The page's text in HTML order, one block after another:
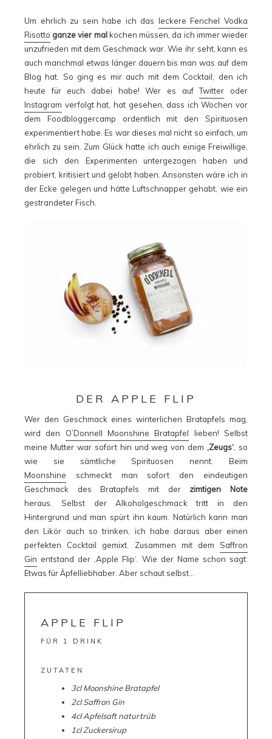
Um ehrlich zu sein habe ich das leckere Fenchel Vodka
Risotto ganze vier malkochen müssen, da ich immer wieder
unzufrieden mit dem Geschmack war. Wie ihr seht, kann es
auch manchmal etwas länger dauern bis man was auf dem
Blog hat. So ging es mir auch mit dem Cocktail, den ich
heute für euch dabei habe! Wer es aufTwitter oder
Instagram verfolgt hat, hat gesehen, dass ich Wochen vor
dem Foodbloggercamp ordentlich mit den Spirituosen
experimentiert habe. Es war dieses mal nicht so einfach, um
ehrlich zu sein. Zum Glück hatte ich auch einige Freiwillige,
die sich den Experimenten untergezogen haben und
probiert, kritisiert und gelobt haben. Ansonsten wäre ich in
der Ecke gelegen und hätte Luftschnapper gehabt, wie ein
gestrandeter Fisch.
DER APPLE FLIP
Wer den Geschmack eines winterlichen Bratapfels mag,
wird den O’Donnell Moonshine Bratapfel lieben! Selbst
meine Mutter war sofort hin und weg von dem‚Zeugs‘, so
wie sie sämtliche Spirituosen nennt. Beim
Moonshine schmeckt man sofort den eindeutigen
Geschmack des Bratapfels mit der zimtigen Note
heraus. Selbst der Alkoholgeschmack tritt in den
Hintergrund und man spürt ihn kaum. Natürlich kann man
den Likör auch so trinken, ich habe daraus aber einen
perfekten Cocktail gemixt. Zusammen mit dem Saffron
Gin entstand der ‚Apple Flip‘. Wie der Name schon sagt:
Etwas für Äpfelliebhaber. Aber schaut selbst…
APPLE FLIP
FÜR 1 DRINK
ZUTATEN
3cl Moonshine Bratapfel
2cl Saffron Gin
4cl Apfelsaft naturtrüb
1cl Zuckersirup